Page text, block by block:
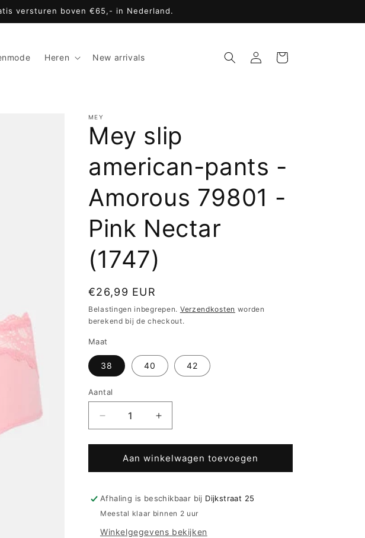
versturen boven €65,- in Nederland.
Heren New arrivals Inloggen
Winkelwagen
MEY
Mey slip
american-pants -
Amorous 79801 -
Pink Nectar
(1747)
Normale
prijs
€26,99 EUR
Belastingen inbegrepen. Verzendkosten worden
berekend bij de checkout.
Maat
38 40 42
Aantal
Aantal
verlagen
voor
slip
pants
-
79801
Aantal
verhogen
voor
Mey
slip
pants
-
79801
Aan winkelwagen toevoegen
Afhaling is beschikbaar bij Dijkstraat 25
Meestal klaar binnen 2 uur
Winkelgegevens bekijken